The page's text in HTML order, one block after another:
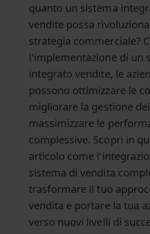
quanto un sistema
vendite possa
strategia commerciale?
l'implementazione di un
integrato vendite, le
possono ottimizzare le
migliorare la gestione
massimizzare le
complessive. Scopri in
articolo come
sistema di vendita
trasformare il tuo
vendita e portare la tua
verso nuovi livelli di